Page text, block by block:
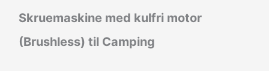
Skruemaskine med kulfri motor
(Brushless) til Camping